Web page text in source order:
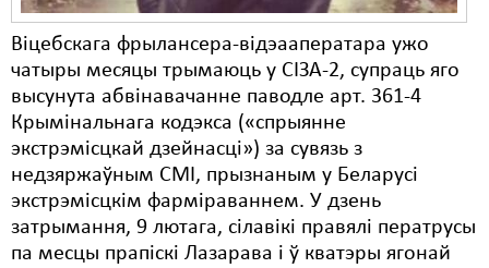
Віцебскага фрылансера-відэааператара ужо
чатыры месяцы трымаюць у СІЗА-2, супраць яго
высунута абвінавачанне паводле арт. 361-4
Крымінальнага кодэкса («спрыянне
экстрэмісцкай дзейнасці») за сувязь з
недзяржаўным СМІ, прызнаным у Беларусі
экстрэмісцкім фарміраваннем. У дзень
затрымання, 9 лютага, сілавікі правялі ператрусы
па месцы прапіскі Лазарава і ў кватэры ягонай